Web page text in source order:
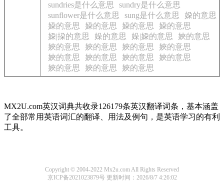
sundries是什么意思
sundry是什么意思
sunflower是什么意思
sung是什么意思
㛆的意思
㛆的意思
㛆的意思 㛆的意思
㛆的意思
㛆|挅的意思
㛊的意思 㛊|㛆的意思
㛍的意思
㛍的意思
㛍的意思 㛍的意思
㛍的意思
㛍的意思
㛍的意思 㛍的意思
㛍的意思
㛍的意思
㛍的意思 㛍的意思
MX2U.com英汉词典共收录126179条英汉翻译词条，基本涵盖
了全部常用英语词汇的翻译、用法及例句，是英语学习的有利
工具。
Copyright © 2004-2022 Mx2u.com All Rights Reserved
京ICP备2021023879号 更新时间：2026/8/7 4:26:02